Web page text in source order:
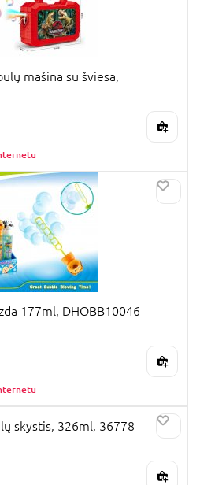
mašina su šviesa,
177ml, DHOBB10046
skystis, 326ml, 36778